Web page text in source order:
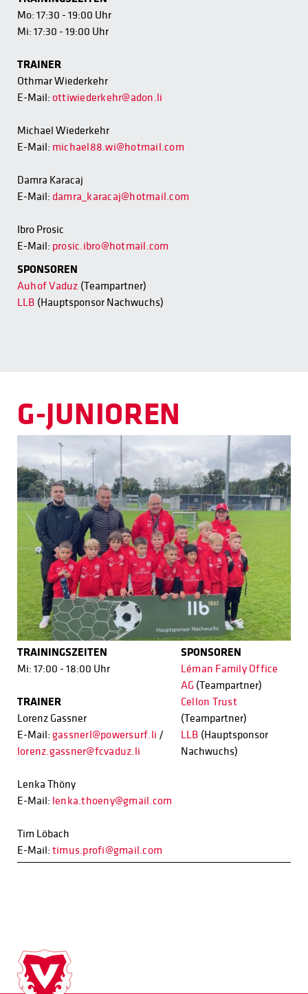
Mo: 17:30 - 19:00 Uhr
Mi: 17:30 - 19:00 Uhr
TRAINER
Othmar Wiederkehr
E-Mail: ottiwiederkehr@adon.li
Michael Wiederkehr
E-Mail: michael88.wi@hotmail.com
Damra Karacaj
E-Mail: damra_karacaj@hotmail.com
Ibro Prosic
E-Mail: prosic.ibro@hotmail.com
SPONSOREN
Auhof Vaduz (Teampartner)
LLB (Hauptsponsor Nachwuchs)
G-JUNIOREN
TRAININGSZEITEN
Mi: 17:00 - 18:00 Uhr
TRAINER
Lorenz Gassner
E-Mail: gassnerl@powersurf.li /
lorenz.gassner@fcvaduz.li
Lenka Thöny
E-Mail: lenka.thoeny@gmail.com
Tim Löbach
E-Mail: timus.profi@gmail.com
SPONSOREN
Léman Family Office
AG (Teampartner)
Cellon Trust
(Teampartner)
LLB (Hauptsponsor
Nachwuchs)